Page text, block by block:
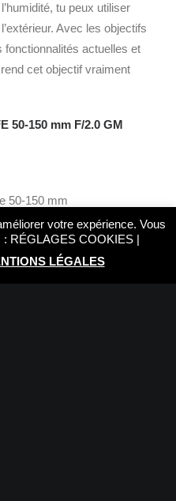
tu peux utiliser
Avec les objectifs
fonctionnalités actuelles et
cet objectif vraiment
50-150 mm F/2.0 GM
50-150 mm
en 17 groupes
point : 40 (W) – 74 (T) cm
votre expérience. Vous
: RÉGLAGES COOKIES|
LÉGALES